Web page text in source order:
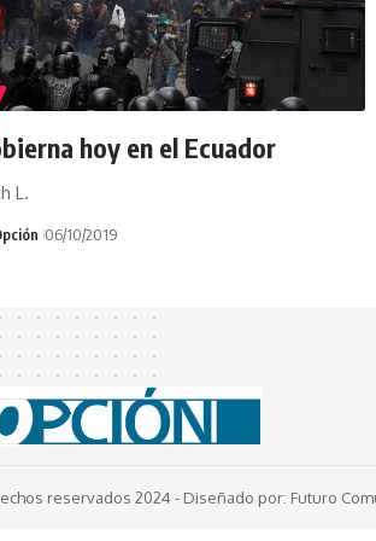
hoy en el Ecuador
L.
06/10/2019
reservados 2024 - Diseñado por: Futuro